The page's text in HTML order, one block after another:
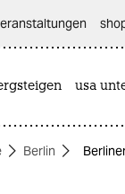
usa
Berlin